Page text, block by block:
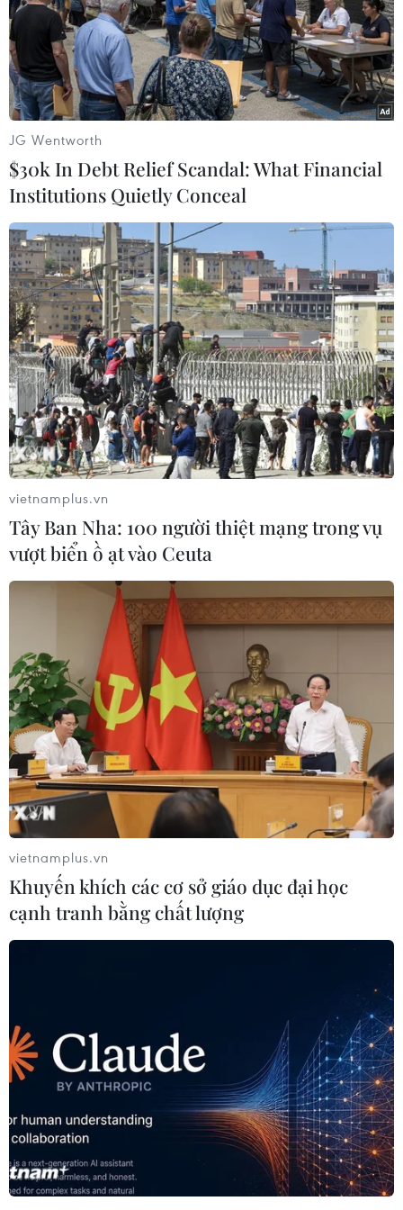
Giá vàng bất ngờ giảm khi lãi suất trái
phiếu kho bạc Mỹ tăng
07/11/2023 01:05
Thị trường vàng đặc biệt quan tâm đến các tín hiệu về
lộ trình lãi suất của Fed, với việc các quan chức của Fed
sẽ phát biểu trong cuộc họp tuần này, trong đó có Chủ
tịch Fed Jerome Powell vào 9/11.
Giá vàng SJC giảm 550.000 đồng mỗi
lượng, tỷ giá trung tâm đi xuống
07/11/2023 02:30
Giá vàng SJC lao dốc phiên sáng 7/1, với mức điều
chỉnh cao nhất lên tới 550.000 đồng mỗi lượng, trong
khi thương hiệu vàng Rồng Thăng Long của Bảo Tín
Minh Châu cũng "tuột tay" 150.000 đồng/lượng.
Các thị trường châu Á đồng loạt đi xuống
trong phiên chiều 7/11
JG Wentworth
$30k In Debt Relief Scandal: What Financial
Institutions Quietly Conceal
vietnamplus.vn
Tây Ban Nha: 100 người thiệt mạng trong vụ
vượt biển ồ ạt vào Ceuta
vietnamplus.vn
Khuyến khích các cơ sở giáo dục đại học
cạnh tranh bằng chất lượng